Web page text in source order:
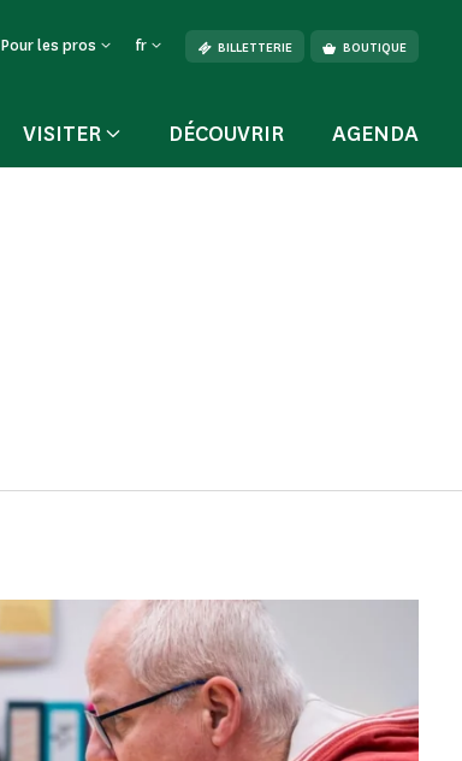
Pour les pros fr BILLETTERIE BOUTIQUE
VISITER DÉCOUVRIR AGENDA